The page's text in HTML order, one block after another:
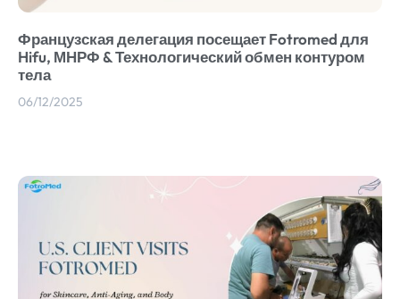
Французская делегация посещает Fotromed для
Hifu, МНРФ & Технологический обмен контуром
тела
06/12/2025